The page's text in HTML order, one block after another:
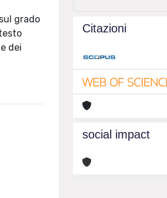
grado
dei
Citazioni
social impact